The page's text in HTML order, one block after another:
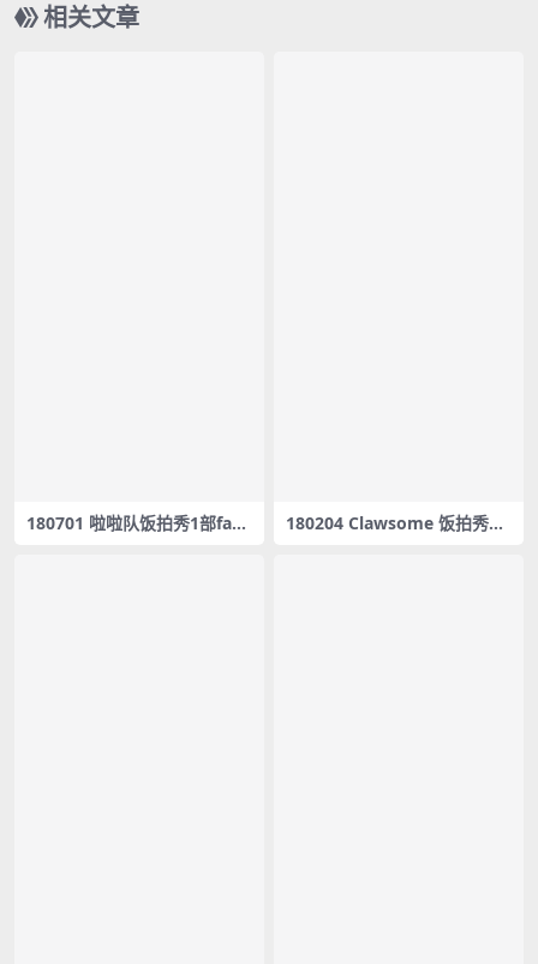
相关文章
180701 啦啦队饭拍秀1部fanc
180204 Clawsome 饭拍秀61